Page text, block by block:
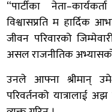
“पार्टीका
विश्वासप्रति म हार्दिक
जीवन परिवारको
असल राजनीतिक
उनले आफ्ना श्रीमान्
परिवर्तनको